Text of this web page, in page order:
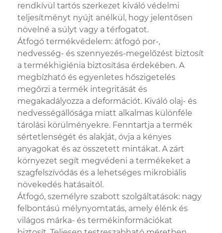
rendkívül tartós szerkezet kiváló védelmi
teljesítményt nyújt anélkül, hogy jelentősen
növelné a súlyt vagy a térfogatot.
Átfogó termékvédelem: átfogó por-,
nedvesség- és szennyezés-megelőzést biztosít
a termékhigiénia biztosítása érdekében. A
megbízható és egyenletes hőszigetelés
megőrzi a termék integritását és
megakadályozza a deformációt. Kiváló olaj- és
nedvességállósága miatt alkalmas különféle
tárolási körülményekre. Fenntartja a termék
sértetlenségét és alakját, óvja a kényes
anyagokat és az összetett mintákat. A zárt
környezet segít megvédeni a termékeket a
szagfelszívódás és a lehetséges mikrobiális
növekedés hatásaitól.
Átfogó, személyre szabott szolgáltatások: nagy
felbontású mélynyomtatás, amely élénk és
világos márka- és termékinformációkat